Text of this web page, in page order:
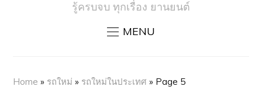
รู้ครบจบ ทุกเรื่อง ยานยนต์
MENU
Home » รถใหม่ » รถใหม่ในประเทศ » Page 5